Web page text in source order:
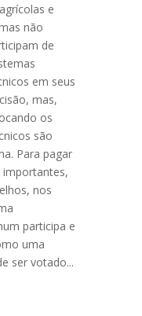
e
não
de
em seus
mas,
os
são
Para pagar
importantes,
nos
participa e
uma
ser votado...